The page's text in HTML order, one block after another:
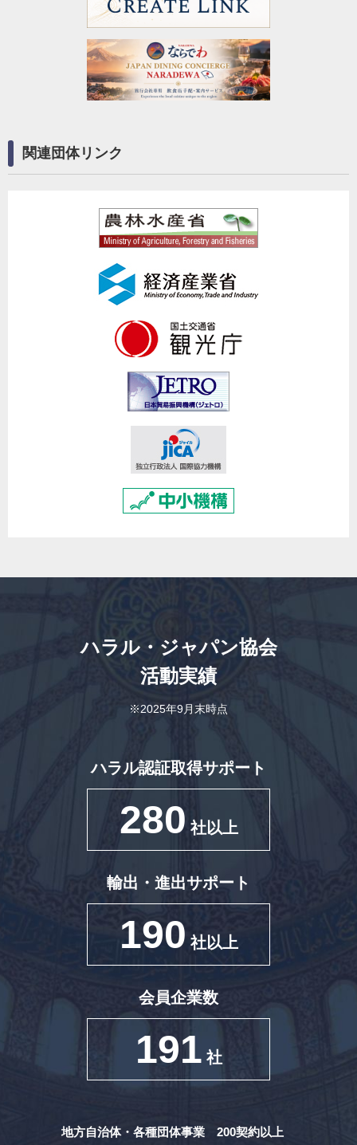
関連団体リンク
ハラル・ジャパン協会
活動実績
※2025年9月末時点
ハラル認証取得サポート
280 社以上
輸出・進出サポート
190 社以上
会員企業数
191 社
地方自治体・各種団体事業 200契約以上